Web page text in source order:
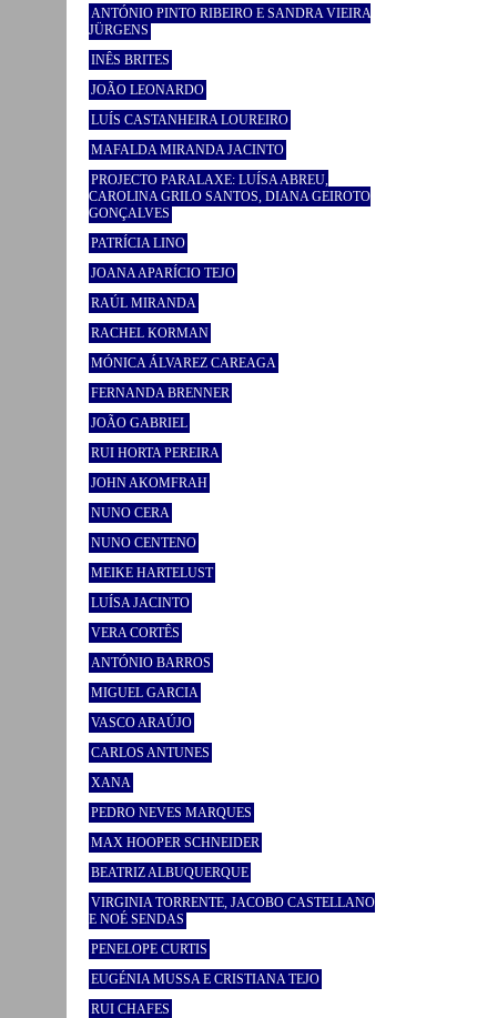
ANTÓNIO PINTO RIBEIRO E SANDRA VIEIRA
JÜRGENS
INÊS BRITES
JOÃO LEONARDO
LUÍS CASTANHEIRA LOUREIRO
MAFALDA MIRANDA JACINTO
PROJECTO PARALAXE: LUÍSA ABREU,
CAROLINA GRILO SANTOS, DIANA GEIROTO
GONÇALVES
PATRÍCIA LINO
JOANA APARÍCIO TEJO
RAÚL MIRANDA
RACHEL KORMAN
MÓNICA ÁLVAREZ CAREAGA
FERNANDA BRENNER
JOÃO GABRIEL
RUI HORTA PEREIRA
JOHN AKOMFRAH
NUNO CERA
NUNO CENTENO
MEIKE HARTELUST
LUÍSA JACINTO
VERA CORTÊS
ANTÓNIO BARROS
MIGUEL GARCIA
VASCO ARAÚJO
CARLOS ANTUNES
XANA
PEDRO NEVES MARQUES
MAX HOOPER SCHNEIDER
BEATRIZ ALBUQUERQUE
VIRGINIA TORRENTE, JACOBO CASTELLANO
E NOÉ SENDAS
PENELOPE CURTIS
EUGÉNIA MUSSA E CRISTIANA TEJO
RUI CHAFES